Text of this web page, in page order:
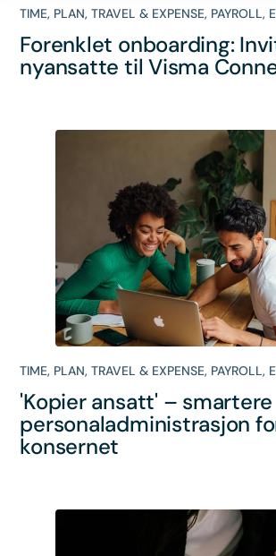
TIME, PLAN,TRAVEL & EXPENSE, PAYROLL,
Forenklet onboarding:
nyansatte til Visma
TIME, PLAN,TRAVEL & EXPENSE, PAYROLL,
'Kopier ansatt' – smartere
personaladministrasjon
konsernet